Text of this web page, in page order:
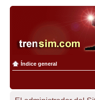
Índice general